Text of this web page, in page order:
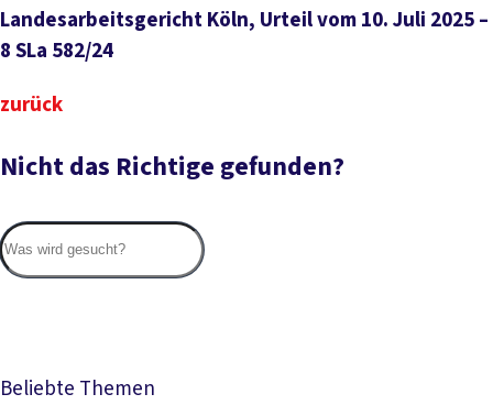
Landesarbeitsgericht Köln, Urteil vom 10. Juli 2025 –
8 SLa 582/24
zurück
Nicht das Richtige gefunden?
Beliebte Themen